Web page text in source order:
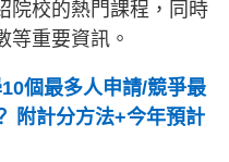
院校的熱門課程，同時
等重要資訊。
個最多人申請/競爭最
附計分方法+今年預計